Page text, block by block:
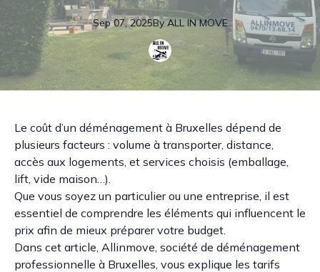
Sep 07, 2025By ALL IN MOVE
Le coût d’un déménagement à Bruxelles dépend de
plusieurs facteurs : volume à transporter, distance,
accès aux logements, et services choisis (emballage,
lift, vide maison…).
Que vous soyez un particulier ou une entreprise, il est
essentiel de comprendre les éléments qui influencent le
prix afin de mieux préparer votre budget.
Dans cet article, Allinmove, société de déménagement
professionnelle à Bruxelles, vous explique les tarifs